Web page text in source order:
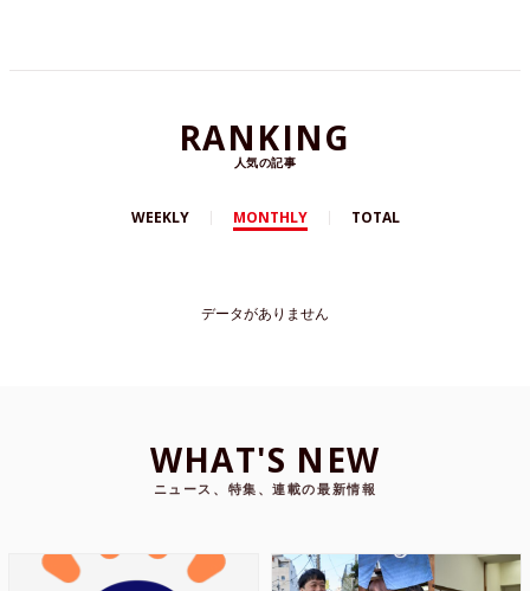
RANKING
人気の記事
WEEKLY MONTHLY TOTAL
データがありません
WHAT'S NEW
ニュース、特集、連載の最新情報